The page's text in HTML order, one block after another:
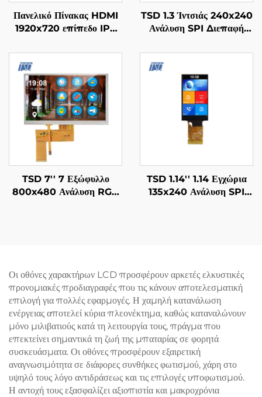
Πανελικό Πίνακας HDMI
1920x720 επίπεδο IPS
12.3" με PCAP
TSD 1.3 Ίντσιάς 240x240
Ανάλυση SPI Διεπαφή
Τροπής Τετράγωνης IPS
TFT LCD Οθόνη
Εμφάνισης
TSD 7'' 7 Εξώφυλλο
800x480 Ανάλυση RGB
TSD 1.14'' 1.14 Εγχώρια
135x240 Ανάλυση SPI
Οι οθόνες χαρακτήρων LCD προσφέρουν αρκετές ελκυστικές
προνομιακές προδιαγραφές που τις κάνουν αποτελεσματική
επιλογή για πολλές εφαρμογές. Η χαμηλή κατανάλωση
ενέργειας αποτελεί κύρια πλεονέκτημα, καθώς καταναλώνουν
μόνο μιλιβατιούς κατά τη λειτουργία τους, πράγμα που
επεκτείνει σημαντικά τη ζωή της μπαταρίας σε φορητά
συσκευάσματα. Οι οθόνες προσφέρουν εξαιρετική
αναγνωσιμότητα σε διάφορες συνθήκες φωτισμού, χάρη στο
υψηλό τους λόγο αντιδράσεως και τις επιλογές υποφωτισμού.
Η αντοχή τους εξασφαλίζει αξιοπιστία και μακροχρόνια